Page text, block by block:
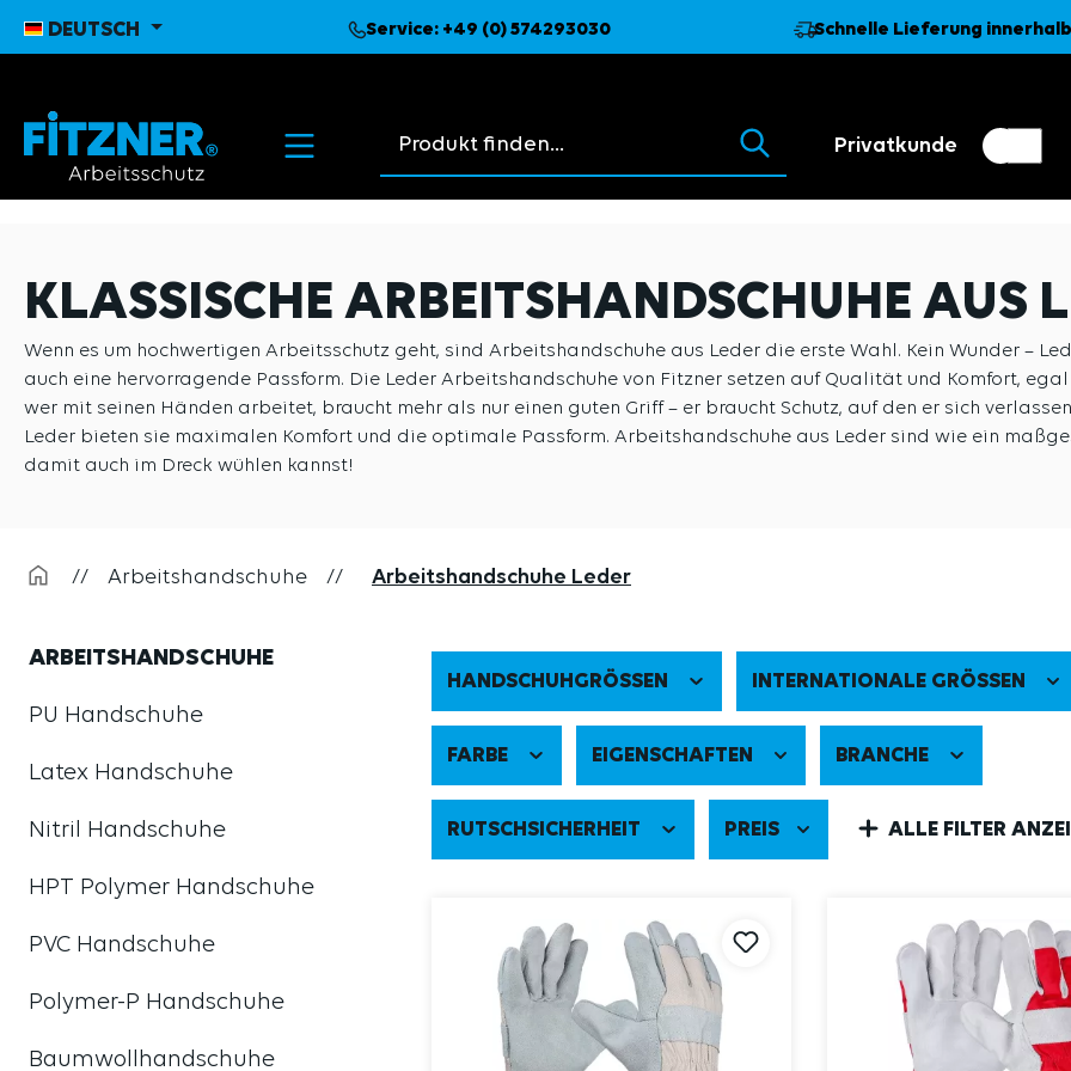
Zur Hauptnavigation springen
DEUTSCH Service: +49 (0) 574293030 Schnelle Lieferung
Suchvorschläge erscheinen beim Tippen.
Privatkunde
Kundenumschalter
Händler
KLASSISCHE ARBEITSHANDSCHUHE AUS
Wenn es um hochwertigen Arbeitsschutz geht, sind Arbeitshandschuhe aus Leder die erste Wahl. Kein Wunder –
auch eine hervorragende Passform. Die Leder Arbeitshandschuhe von Fitzner setzen auf Qualität und Komfort,
wer mit seinen Händen arbeitet, braucht mehr als nur einen guten Griff – er braucht Schutz, auf den er sich
Leder bieten sie maximalen Komfort und die optimale Passform. Arbeitshandschuhe aus Leder sind wie ein
damit auch im Dreck wühlen kannst!
// Arbeitshandschuhe // Arbeitshandschuhe Leder
ARBEITSHANDSCHUHE
PU Handschuhe
Latex Handschuhe
Nitril Handschuhe
HPT Polymer Handschuhe
PVC Handschuhe
Polymer-P Handschuhe
Baumwollhandschuhe
HANDSCHUHGRÖSSEN INTERNATIONALE GRÖSSEN
FARBE EIGENSCHAFTEN BRANCHE
RUTSCHSICHERHEIT PREIS ALLE FILTER